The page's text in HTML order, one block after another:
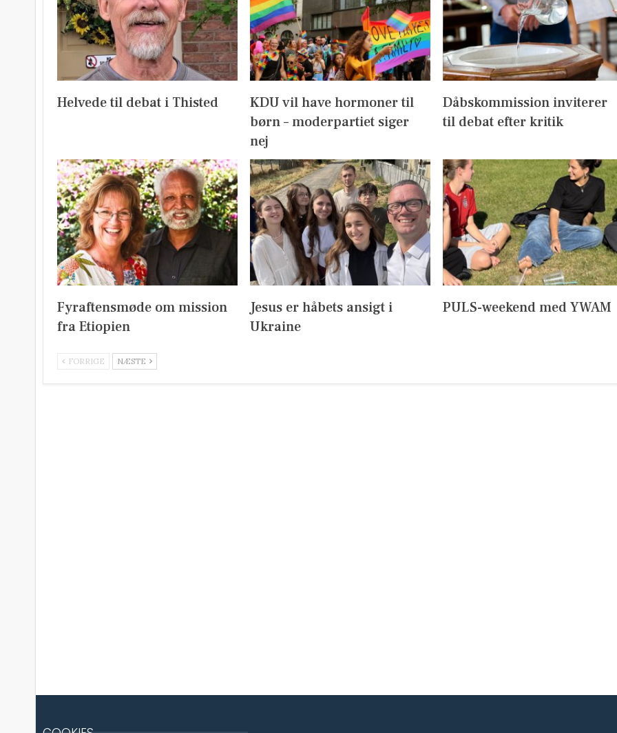
Helvede til debat i Thisted
KDU vil have hormoner til
børn – moderpartiet siger
nej
Dåbskommission inviterer
til debat efter kritik
Fyraftensmøde om mission
fra Etiopien
Jesus er håbets ansigt i
Ukraine
PULS-weekend med YWAM
FORRIGE NÆSTE